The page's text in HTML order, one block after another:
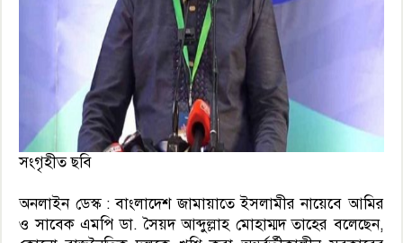
সংগৃহীত ছবি
অনলাইন ডেস্ক : বাংলাদেশ জামায়াতে ইসলামীর নায়েবে আমির
ও সাবেক এমপি ডা. সৈয়দ আব্দুল্লাহ মোহাম্মদ তাহের বলেছেন,